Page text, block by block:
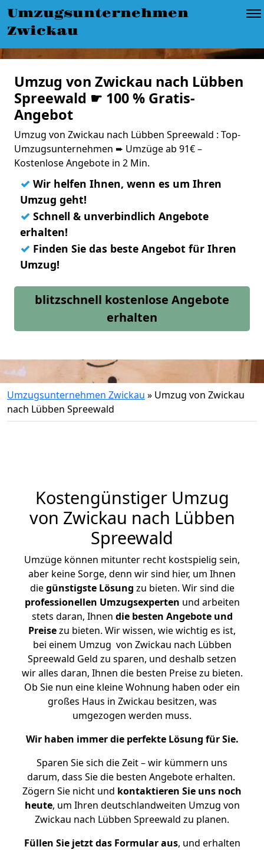
Umzugsunternehmen
Zwickau
Umzug von Zwickau nach Lübben
Spreewald ☛ 100 % Gratis-
Angebot
Umzug von Zwickau nach Lübben Spreewald : Top-
Umzugsunternehmen ➨ Umzüge ab 91€ –
Kostenlose Angebote in 2 Min.
✓ Wir helfen Ihnen, wenn es um Ihren
Umzug geht!
✓ Schnell & unverbindlich Angebote
erhalten!
✓ Finden Sie das beste Angebot für Ihren
Umzug!
blitzschnell kostenlose Angebote
erhalten
Umzugsunternehmen Zwickau » Umzug von Zwickau
nach Lübben Spreewald
Kostengünstiger Umzug
von Zwickau nach Lübben
Spreewald
Umzüge können mitunter recht kostspielig sein,
aber keine Sorge, denn wir sind hier, um Ihnen
diegünstigste Lösung zu bieten. Wir sind die
professionellen Umzugsexperten und arbeiten
stets daran, Ihnen die besten Angebote und
Preisezu bieten. Wir wissen, wie wichtig es ist,
bei einem Umzug von Zwickau nach Lübben
Spreewald Geld zu sparen, und deshalb setzen
wir alles daran, Ihnen die besten Preise zu bieten.
Ob Sie nun eine kleine Wohnung haben oder ein
großes Haus in Zwickau besitzen, was
umgezogen werden muss.
Wir haben immer die perfekte Lösung für Sie.
Sparen Sie sich die Zeit – wir kümmern uns
darum, dass Sie die besten Angebote erhalten.
Zögern Sie nicht und kontaktieren Sie uns noch
heute, um Ihren deutschlandweiten Umzug von
Zwickau nach Lübben Spreewald zu planen.
Füllen Sie jetzt das Formular aus, und erhalten